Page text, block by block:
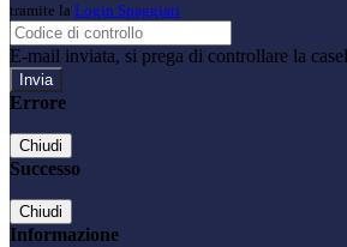
tramite la Login Spaggiari
E-mail inviata, si prega di controllare la
Errore
Chiudi
Successo
Chiudi
Informazione